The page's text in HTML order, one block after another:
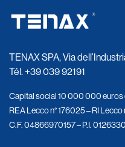
TENAX SPA, Via
Tél.+39 039 92191
Capital social 10 000 000 euros
REA Lecco n° 176025 – RI
C.F. 04866970157 – P.I.